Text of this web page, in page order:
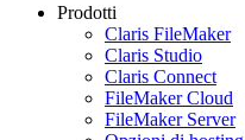
Prodotti
Claris FileMaker
Claris Studio
Claris Connect
FileMaker Cloud
FileMaker Server